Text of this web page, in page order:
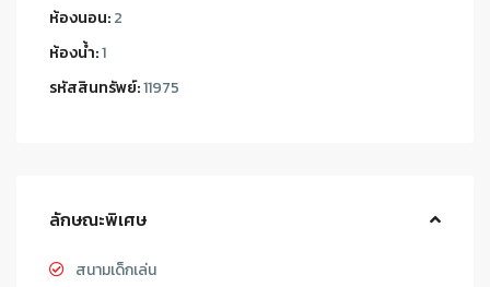
ห้องนอน:2
ห้องน้ำ:1
รหัสสินทรัพย์:11975
ลักษณะพิเศษ
สนามเด็กเล่น